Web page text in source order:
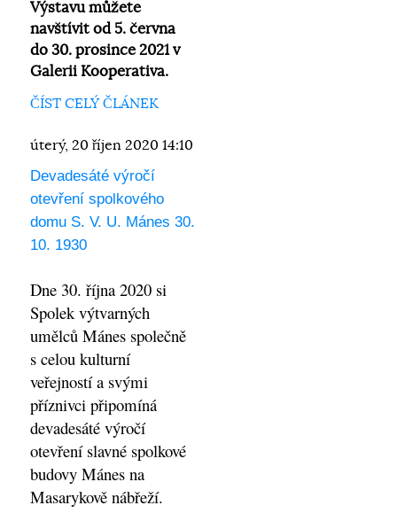
Výstavu můžete
navštívit od 5. června
do 30. prosince 2021 v
Galerii Kooperativa.
ČÍST CELÝ ČLÁNEK
úterý, 20 říjen 2020 14:10
Devadesáté výročí
otevření spolkového
domu S. V. U. Mánes 30.
10. 1930
Dne 30. října 2020 si
Spolek výtvarných
umělců Mánes společně
s celou kulturní
veřejností a svými
příznivci připomíná
devadesáté výročí
otevření slavné spolkové
budovy Mánes na
Masarykově nábřeží.